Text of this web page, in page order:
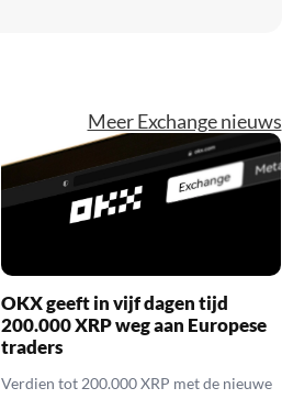
Meer Exchange nieuws
OKX geeft in vijf dagen tijd
200.000 XRP weg aan Europese
traders
Verdien tot 200.000 XRP met de nieuwe